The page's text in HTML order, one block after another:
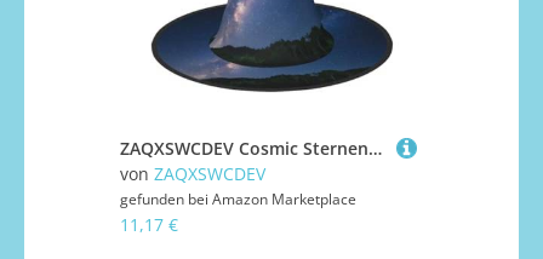
ZAQXSWCDEV Cosmic Sternenhimmel Halloween Hut - Gruseliges Party-Kostüm-Zubehör mit Volldruck-Design - Leichter faltbarer Hexenhut für Halloween, Karneval, Maskerade & Rollenspiel-Events
von ZAQXSWCDEV
gefunden bei Amazon Marketplace
11,17 €